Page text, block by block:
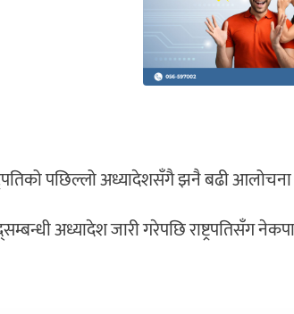
पछिल्लो अध्यादेशसँगै झनै बढी
अध्यादेश जारी गरेपछि राष्ट्रपतिसँग नेकपा